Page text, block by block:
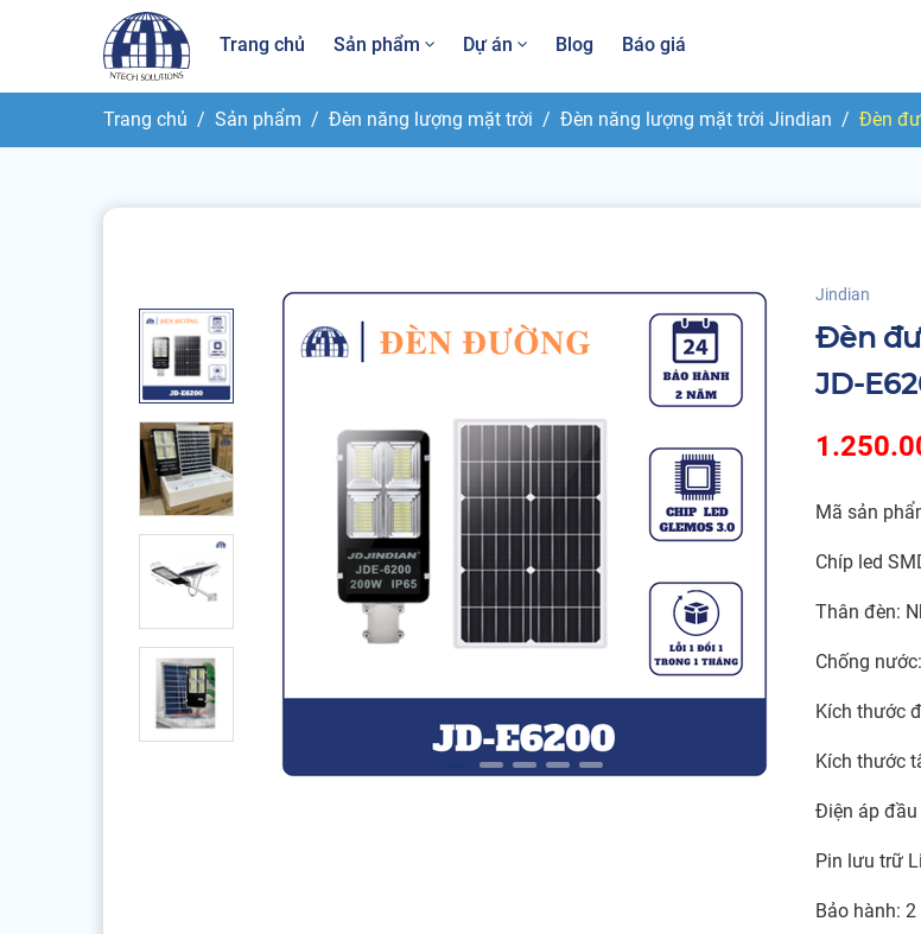
Trang chủ Sản phẩm Dự án Blog Báo giá
Trang chủ Sản phẩm Đèn năng lượng mặt trời Đèn năng lượng mặt trời Jindian Đèn
Jindian
Đèn
JD-
Mã sản
Chíp led
Thân đèn:
Chống
Kích thước
Kích thước
Điện áp đầu
Pin lưu trữ
Bảo hành: 2